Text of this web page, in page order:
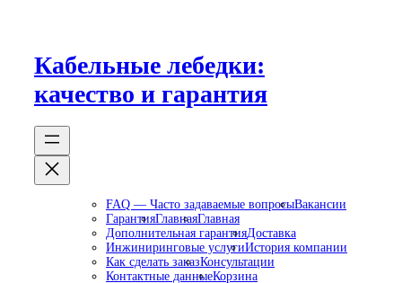
Кабельные лебедки:
качество и гарантия
FAQ — Часто задаваемые вопросыВакансии
ГарантияГлавнаяГлавная
Дополнительная гарантияДоставка
Инжиниринговые услугиИстория компании
Как сделать заказКонсультации
Контактные данныеКорзина